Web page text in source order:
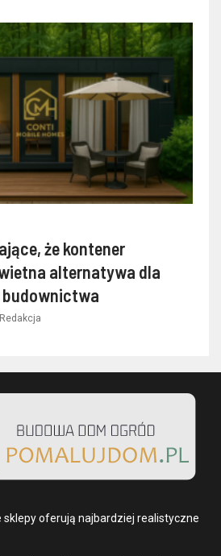
że kontener
alternatywa dla
Redakcja
oferują najbardziej realistyczne